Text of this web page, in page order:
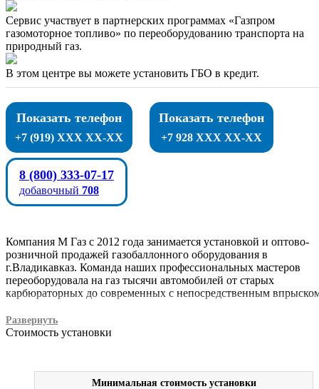
Сервис участвует в партнерских программах «Газпром
газомоторное топливо» по переоборудованию транспорта на
природный газ.
В этом центре вы можете установить ГБО в кредит.
Показать телефон
+7 (919) XXX XX-XX
Показать телефон
+7 928 XXX XX-XX
8 (800) 333-07-17
добавочный 708
Компания М Газ с 2012 года занимается установкой и оптово-
розничной продажей газобаллонного оборудования в
г.Владикавказ. Команда наших профессиональных мастеров
переоборудовала на газ тысячи автомобилей от старых
карбюраторных до современных с непосредственным
У нас возможны любые формы оплаты: кредит, рассрочка,
картами.
переоборудования в ГИБДД.
Развернуть
Стоимость установки
Минимальная стоимость установки